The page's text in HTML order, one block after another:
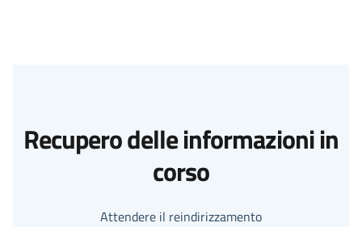
Recupero delle informazioni in
corso
Attendere il reindirizzamento